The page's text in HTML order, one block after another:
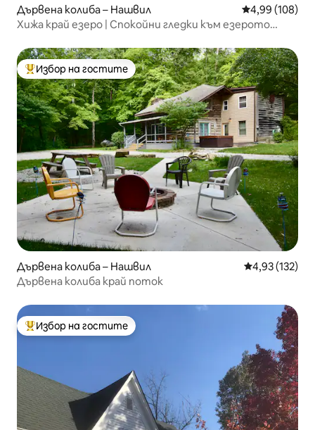
Дървена колиба – Нашвил Средна
4,99 (108)
Хижа край езеро | Спокойни гледки към езерото
Най-популярен избор на гостите
Избор на гостите
Дървена колиба – Нашвил Средна
4,93 (132)
Дървена колиба край поток
Най-популярен избор на гостите
Избор на гостите